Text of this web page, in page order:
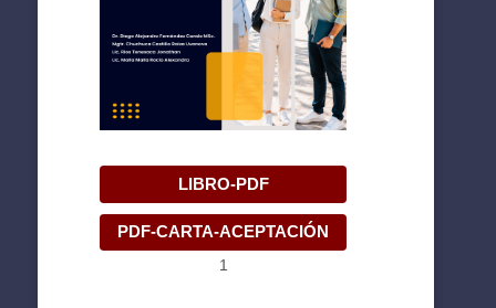
LIBRO-PDF
PDF-CARTA-ACEPTACIÓN
1